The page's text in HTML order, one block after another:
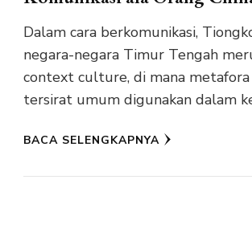
Dalam cara berkomunikasi,
negara-negara Timur Tengah
context culture, di mana metafora
tersirat umum digunakan dalam
BACA SELENGKAPNYA